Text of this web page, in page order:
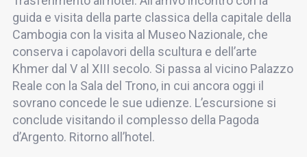
guida e visita della parte classica della capitale della
Cambogia con la visita al Museo Nazionale, che
conserva i capolavori della scultura e dell’arte
Khmer dal V al XIII secolo. Si passa al vicino Palazzo
Reale con la Sala del Trono, in cui ancora oggi il
sovrano concede le sue udienze. L’escursione si
conclude visitando il complesso della Pagoda
d’Argento. Ritorno all’hotel.